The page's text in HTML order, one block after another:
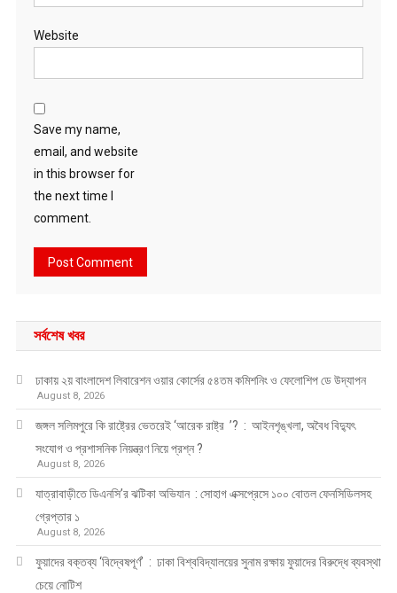
Website
Save my name,
email, and website
in this browser for
the next time I
comment.
সর্বশেষ খবর
ঢাকায় ২য় বাংলাদেশ লিবারেশন ওয়ার কোর্সের ৫৪তম কমিশনিং ও ফেলোশিপ ডে উদ্‌যাপন
August 8, 2026
জঙ্গল সলিমপুরে কি রাষ্ট্রের ভেতরেই ‘আরেক রাষ্ট্র ’? : আইনশৃঙ্খলা, অবৈধ বিদ্যুৎ
সংযোগ ও প্রশাসনিক নিয়ন্ত্রণ নিয়ে প্রশ্ন ?
August 8, 2026
যাত্রাবাড়ীতে ডিএনসি’র ঝটিকা অভিযান : সোহাগ এক্সপ্রেসে ১০০ বোতল ফেনসিডিলসহ
গ্রেপ্তার ১
August 8, 2026
ফুয়াদের বক্তব্য ‘বিদ্বেষপূর্ণ’ : ঢাকা বিশ্ববিদ্যালয়ের সুনাম রক্ষায় ফুয়াদের বিরুদ্ধে ব্যবস্থা
চেয়ে নোটিশ